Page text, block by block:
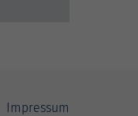
Impressum